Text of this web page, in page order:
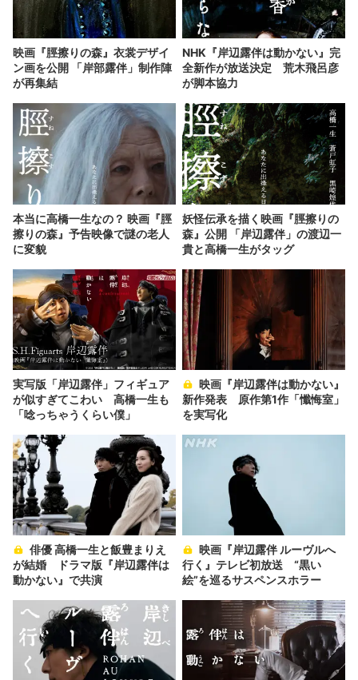
映画『脛擦りの森』衣裳デザイ
ン画を公開 「岸部露伴」制作陣
が再集結
NHK『岸辺露伴は動かない』完
全新作が放送決定 荒木飛呂彦
が脚本協力
本当に高橋一生なの？ 映画『脛
擦りの森』予告映像で謎の老人
に変貌
妖怪伝承を描く映画『脛擦りの
森』公開 「岸辺露伴」の渡辺一
貴と高橋一生がタッグ
実写版「岸辺露伴」フィギュア
が似すぎてこわい 高橋一生も
「唸っちゃうくらい僕」
新作発表 原作第1作「懺悔室」
を実写化
が結婚 ドラマ版『岸辺露伴は
動かない』で共演
行く』テレビ初放送 “黒い
絵”を巡るサスペンスホラー